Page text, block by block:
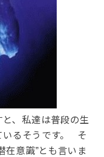
、私達は普段の生
いるそうです。 そ
在意識”とも言いま